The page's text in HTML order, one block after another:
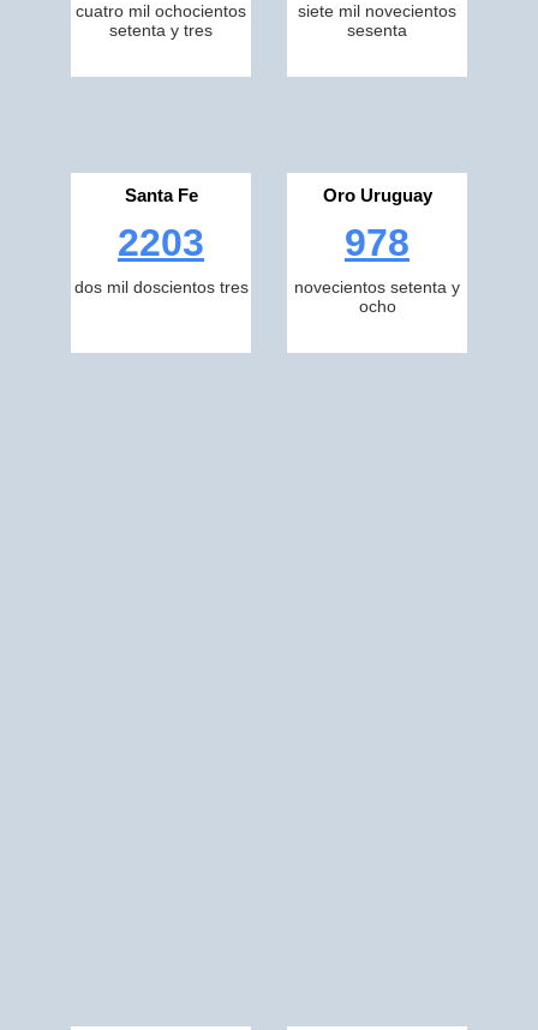
cuatro mil ochocientos
setenta y tres
siete mil novecientos
sesenta
Santa Fe
2203
dos mil doscientos tres
Oro Uruguay
978
novecientos setenta y
ocho